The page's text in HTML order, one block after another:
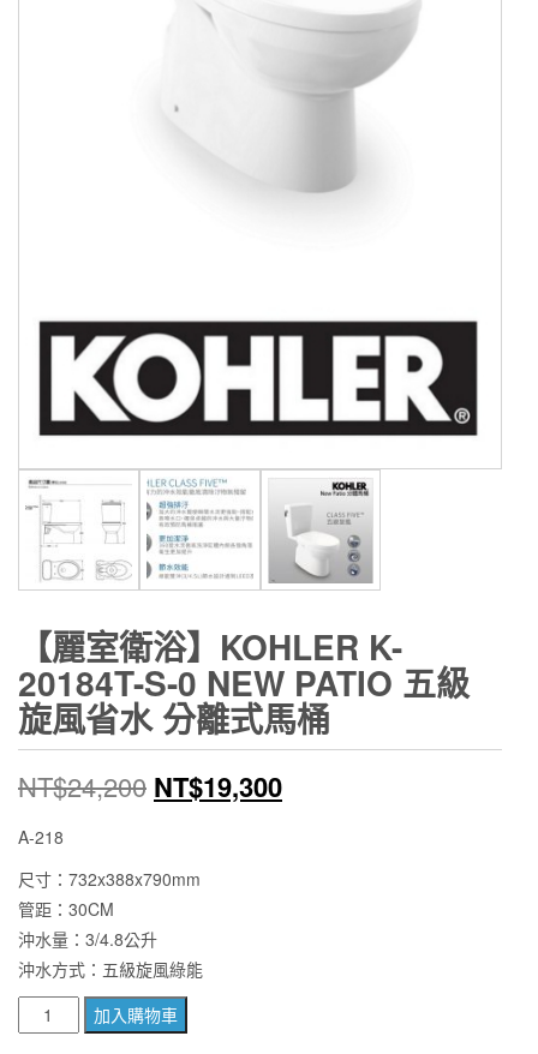
【麗室衛浴】KOHLER K-
20184T-S-0 NEW PATIO 五級
旋風省水 分離式馬桶
NT$24,200 原
價
格：
NT$24,200。
NT$19,300目
A-218
尺寸：732x388x790mm
管距：30CM
沖水量：3/4.8公升
沖水方式：五級旋風綠能
【麗
室
加入購物車